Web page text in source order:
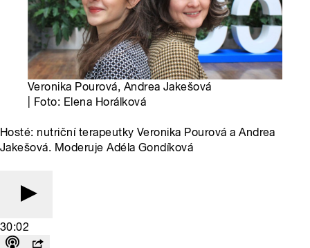
Veronika Pourová, Andrea Jakešová
| Foto: Elena Horálková
Hosté: nutriční terapeutky Veronika Pourová a Andrea
Jakešová. Moderuje Adéla Gondíková
30:02